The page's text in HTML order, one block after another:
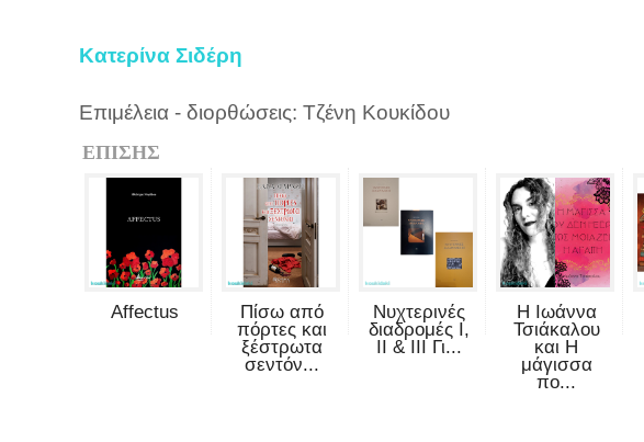
Κατερίνα Σιδέρη
Επιμέλεια - διορθώσεις: Τζένη Κουκίδου
ΕΠΙΣΗΣ
Affectus
Πίσω από
πόρτες και
ξέστρωτα
σεντόν...
Νυχτερινές
διαδρομές Ι,
ΙΙ & ΙΙΙ Γι...
Η Ιωάννα
Τσιάκαλου
και Η
μάγισσα
πο...